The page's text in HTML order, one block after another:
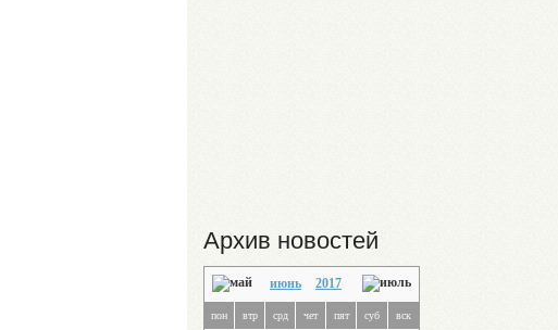
Архив новостей
июнь 2017
пон втр срд чет пят суб вск